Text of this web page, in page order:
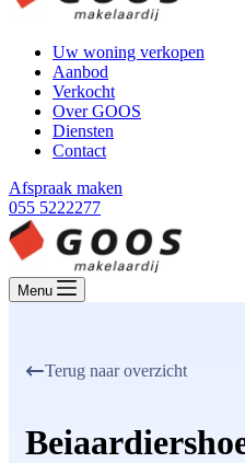
Uw woning verkopen
Aanbod
Verkocht
Over GOOS
Diensten
Contact
Afspraak maken
055 5222277
Menu
Terug naar overzicht